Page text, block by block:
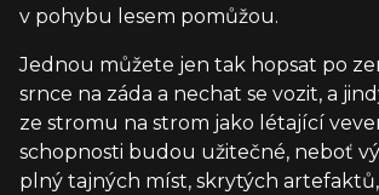
v pohybu lesem pomůžou.
Jednou můžete jen tak hopsat po
srnce na záda a nechat se vozit, a
ze stromu na strom jako létající
schopnosti budou užitečné, neboť
plný tajných míst, skrytých